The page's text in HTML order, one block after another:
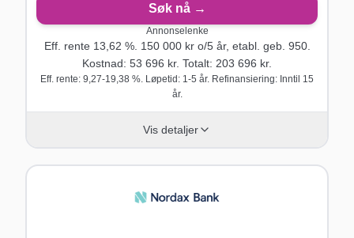
Søk nå →
Annonselenke
Eff. rente 13,62 %. 150 000kr o/5år, etabl. geb. 950.
Kostnad: 53 696 kr. Totalt: 203 696 kr.
Eff. rente: 9,27-19,38 %. Løpetid: 1-5 år. Refinansiering: Inntil 15
år.
Vis detaljer